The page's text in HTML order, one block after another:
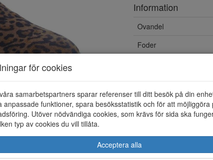
Information
Ovandel
Foder
Övrigt
för cookies
samarbetspartners sparar referenser till ditt besök på din
anpassade funktioner, spara besöksstatistik och för att möjliggöra
Utöver nödvändiga cookies, som krävs för sida ska
typ av cookies du vill tillåta.
Acceptera alla